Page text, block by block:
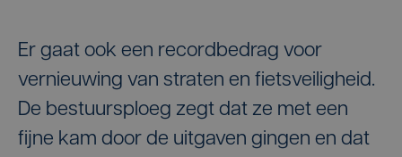
Er gaat ook een recordbedrag voor
vernieuwing van straten en fietsveiligheid.
De bestuursploeg zegt dat ze met een
fijne kam door de uitgaven gingen en dat